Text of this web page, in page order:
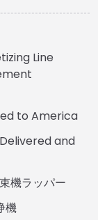
Line
to America
and
機ラッパー
機